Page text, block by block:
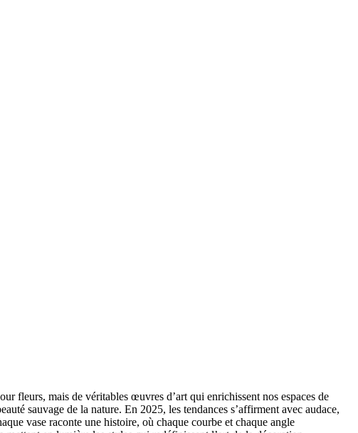
fleurs, mais de véritables œuvres d’art qui enrichissent nos espaces de
sauvage de la nature. En 2025, les tendances s’affirment avec audace,
vase raconte une histoire, où chaque courbe et chaque angle